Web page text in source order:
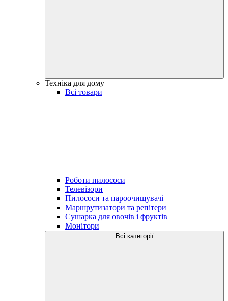
Техніка для дому
Всі товари
Роботи пилососи
Телевізори
Пилососи та пароочищувачі
Маршрутизатори та репітери
Сушарка для овочів і фруктів
Монітори
Всі категорії